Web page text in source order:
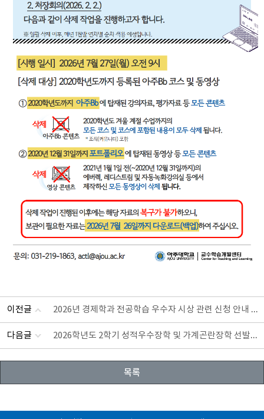
이전글 2026년 경제학과 전공학습 우수자 시상 관련 신청 안내 (~7/31)
다음글 2026학년도 2학기 성적우수장학 및 가계곤란장학 선발 안내
목록